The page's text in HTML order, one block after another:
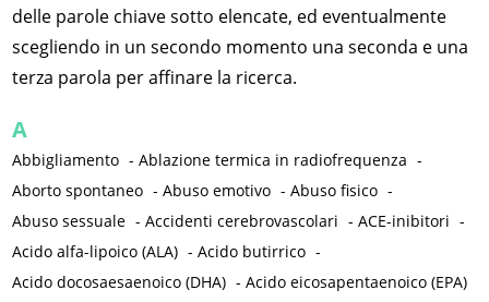
delle parole chiave sotto elencate, ed eventualmente
scegliendo in un secondo momento una seconda e una
terza parola per affinare la ricerca.
A
Abbigliamento -Ablazione termica in radiofrequenza -
Aborto spontaneo -Abuso emotivo -Abuso fisico -
Abuso sessuale -Accidenti cerebrovascolari -ACE-inibitori -
Acido alfa-lipoico (ALA) -Acido butirrico -
Acido docosaesaenoico (DHA) -Acido eicosapentaenoico (EPA)